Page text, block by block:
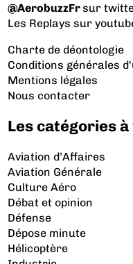
@AerobuzzFrsur
Les Replays sur
Charte de déontologie
Conditions générales
Mentions légales
Nous contacter
Les catégories
Aviation d’Affaires
Aviation Générale
Culture Aéro
Débat et opinion
Défense
Dépose minute
Hélicoptère